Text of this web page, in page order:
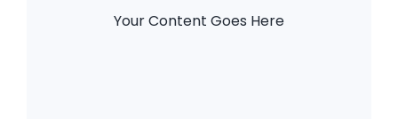
Your Content Goes Here